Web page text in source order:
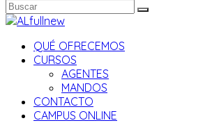
QUÉ OFRECEMOS
CURSOS
AGENTES
MANDOS
CONTACTO
CAMPUS ONLINE